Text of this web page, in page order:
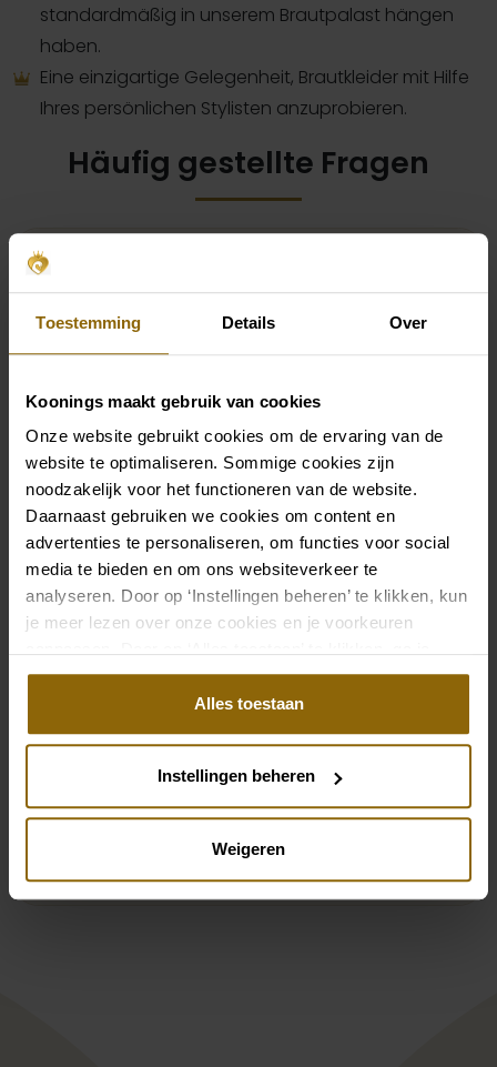
Toestemming Details Over
Koonings maakt gebruik van cookies
Onze website gebruikt cookies om de ervaring van de
website te optimaliseren. Sommige cookies zijn
noodzakelijk voor het functioneren van de website.
Daarnaast gebruiken we cookies om content en
advertenties te personaliseren, om functies voor social
media te bieden en om ons websiteverkeer te
analyseren. Door op ‘Instellingen beheren’ te klikken, kun
je meer lezen over onze cookies en je voorkeuren
akkoord met het gebruik van alle cookies.
Alles toestaan
Instellingen beheren
Weigeren
standardmäßig in unserem Brautpalast hängen
haben.
Eine einzigartige Gelegenheit, Brautkleider mit Hilfe
Ihres persönlichen Stylisten anzuprobieren.
Häufig gestellte Fragen
Ist eine Designer-Show eine Modenschau?
Ist eine Designerausstellung ein Verkauf?
Kann ich Brautkleider direkt bei einer
Designershow anprobieren?
Wie viele Brautkleider kann ich während
einer Designer-Show anprobieren?
Kann ich auch die Brautkleider eines
anderen Designers während einer Designer-
Show anprobieren?
ohne anzuprobieren?
Wie oft wird eine Designershow
veranstaltet?